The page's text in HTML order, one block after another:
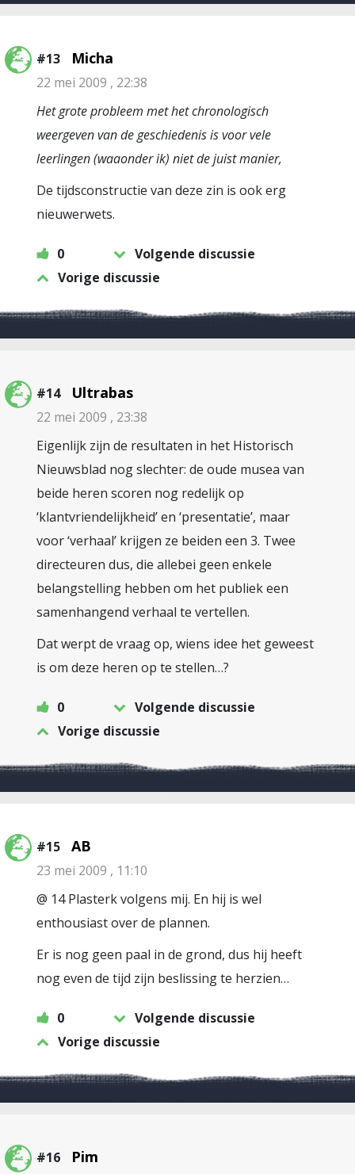
#13 Micha
22 mei 2009 , 22:38
Het grote probleem met het chronologisch
weergeven van de geschiedenis is voor vele
leerlingen (waaonder ik) niet de juist manier,
De tijdsconstructie van deze zin is ook erg
nieuwerwets.
0
Volgende discussie
Vorige discussie
#14 Ultrabas
22 mei 2009 , 23:38
Eigenlijk zijn de resultaten in het Historisch
Nieuwsblad nog slechter: de oude musea van
beide heren scoren nog redelijk op
‘klantvriendelijkheid’ en ‘presentatie’, maar
voor ‘verhaal’ krijgen ze beiden een 3. Twee
directeuren dus, die allebei geen enkele
belangstelling hebben om het publiek een
samenhangend verhaal te vertellen.
Dat werpt de vraag op, wiens idee het geweest
is om deze heren op te stellen…?
0
Volgende discussie
Vorige discussie
#15 AB
23 mei 2009 , 11:10
@ 14 Plasterk volgens mij. En hij is wel
enthousiast over de plannen.
Er is nog geen paal in de grond, dus hij heeft
nog even de tijd zijn beslissing te herzien…
0
Volgende discussie
Vorige discussie
#16 Pim